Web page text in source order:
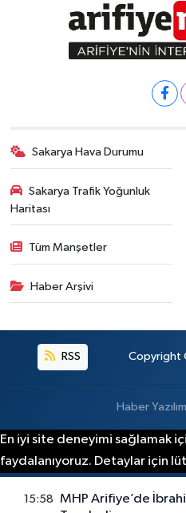
Sakarya Hava Durumu
Sakarya Trafik Yoğunluk
Haritası
Tüm Manşetler
Haber Arşivi
RSS Copyright
Haber
En iyi site deneyimi sağlamak
faydalanıyoruz. Detaylar için
15:58
MHP Arifiye’de